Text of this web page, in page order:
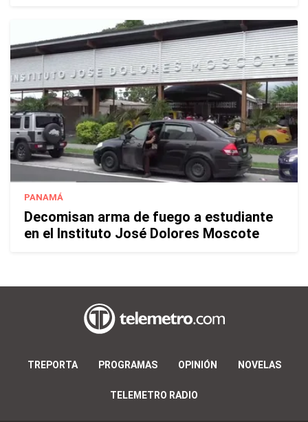
PANAMÁ
Decomisan arma de fuego a estudiante
en el Instituto José Dolores Moscote
TREPORTA PROGRAMAS OPINIÓN NOVELAS
TELEMETRO RADIO